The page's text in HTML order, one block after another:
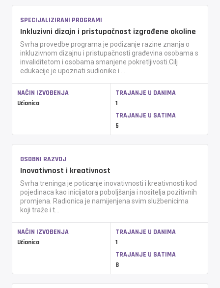
SPECIJALIZIRANI PROGRAMI
Inkluzivni dizajn i pristupačnost izgrađene okoline
Svrha provedbe programa je podizanje razine znanja o
inkluzivnom dizajnu i pristupačnosti građevina osobama s
invaliditetom i osobama smanjene pokretljivosti.Cilj
edukacije je upoznati sudionike i ...
NAČIN IZVOĐENJA
Učionica
TRAJANJE U DANIMA
1
TRAJANJE U SATIMA
5
OSOBNI RAZVOJ
Inovativnost i kreativnost
Svrha treninga je poticanje inovativnosti i kreativnosti kod
pojedinaca kao inicijatora poboljšanja i nositelja pozitivnih
promjena. Radionica je namijenjena svim službenicima
koji traže i t...
NAČIN IZVOĐENJA
Učionica
TRAJANJE U DANIMA
1
TRAJANJE U SATIMA
8